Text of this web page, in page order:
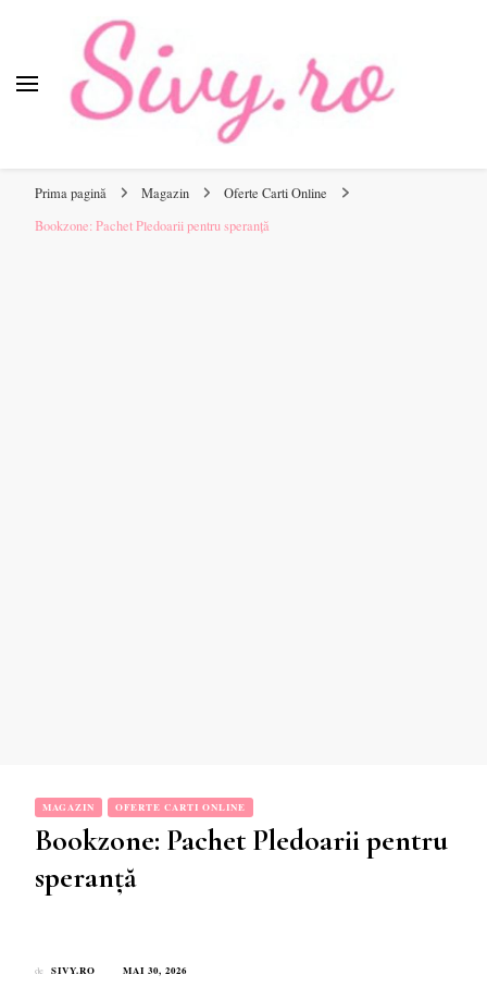
online pentru tine.
Prima pagină Magazin
Oferte Carti Online
Bookzone: Pachet Pledoarii pentru speranță
MAGAZIN OFERTE CARTI ONLINE
Bookzone: Pachet Pledoarii pentru
speranță
de SIVY.RO MAI 30, 2026